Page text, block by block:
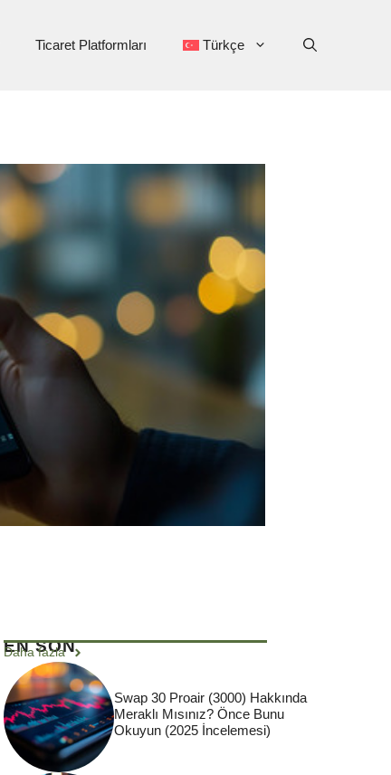
Ticaret Platformları Türkçe
EN SON
Daha fazla
Swap 30 Proair (3000) Hakkında
Meraklı Mısınız? Önce Bunu
Okuyun (2025 İncelemesi)